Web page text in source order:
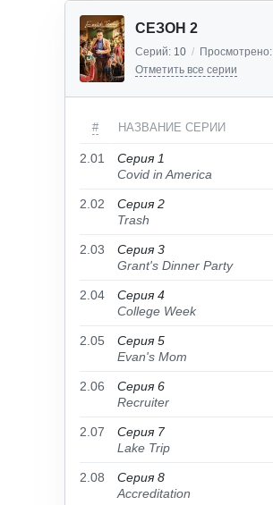
СЕЗОН 2
Серий: 10 / Просмотрено:
Отметить все серии
# НАЗВАНИЕ СЕРИИ
2.01
Серия 1
Covid in America
2.02
Серия 2
Trash
2.03
Серия 3
Grant's Dinner Party
2.04
Серия 4
College Week
2.05
Серия 5
Evan's Mom
2.06
Серия 6
Recruiter
2.07
Серия 7
Lake Trip
2.08
Серия 8
Accreditation